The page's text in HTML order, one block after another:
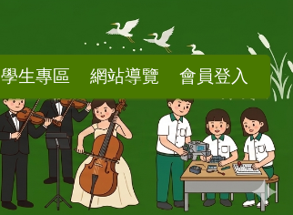
學生專區 網站導覽 會員登入